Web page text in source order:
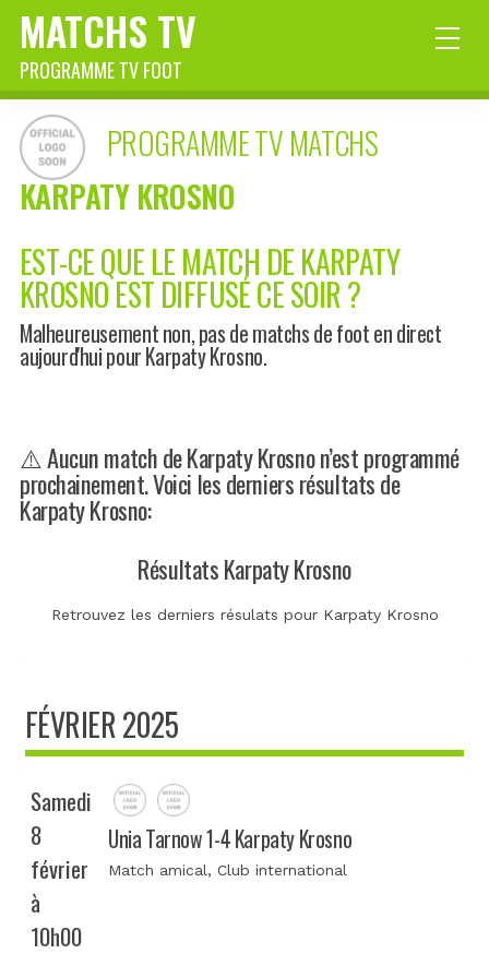
MATCHS TV
PROGRAMME TV FOOT
PROGRAMME TV MATCHS
KARPATY KROSNO
EST-CE QUE LE MATCH DE KARPATY
KROSNO EST DIFFUSÉ CE SOIR ?
Malheureusement non, pas de matchs de foot en direct
aujourd'hui pour Karpaty Krosno.
⚠️ Aucun match de Karpaty Krosno n’est programmé
prochainement. Voici les derniers résultats de
Karpaty Krosno:
Résultats Karpaty Krosno
Retrouvez les derniers résulats pour Karpaty Krosno
FÉVRIER 2025
Samedi
8
février
à
10h00
Unia Tarnow 1-4 Karpaty Krosno
Match amical, Club international